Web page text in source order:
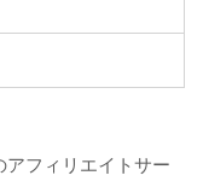
アフィリエイトサー